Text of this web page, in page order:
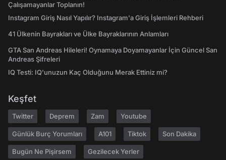
Çalışamayanlar Toplanın!
Instagram Giriş Nasıl Yapılır? Instagram'a Giriş İşlemleri Rehberi
41 Ülkenin Bayrakları ve Ülke Bayraklarının Anlamları
GTA San Andreas Hileleri! Oynamaya Doyamayanlar İçin Güncel San
Andreas Şifreleri
IQ Testi: IQ'unuzun Kaç Olduğunu Merak Ettiniz mi?
Keşfet
Twitter Deprem Zam Youtube
Günlük Burç Yorumları A101 Tiktok Son Dakika
Bugün Ne Pişirsem Gezilecek Yerler